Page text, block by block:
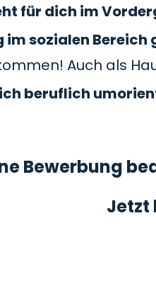
für dich im
im sozialen
Auch als
beruflich
Bewerbung
Jetzt